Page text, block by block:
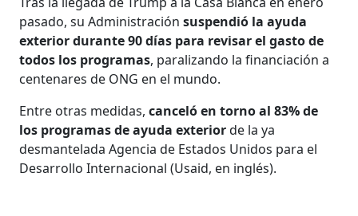
pasado, su Administraciónsuspendió la ayuda
exterior durante 90 días para revisar el gasto de
todos los programas, paralizando la financiación a
centenares de ONG en el mundo.
Entre otras medidas,canceló en torno al 83% de
los programas de ayuda exteriorde la ya
desmantelada Agencia de Estados Unidos para el
Desarrollo Internacional (Usaid, en inglés).